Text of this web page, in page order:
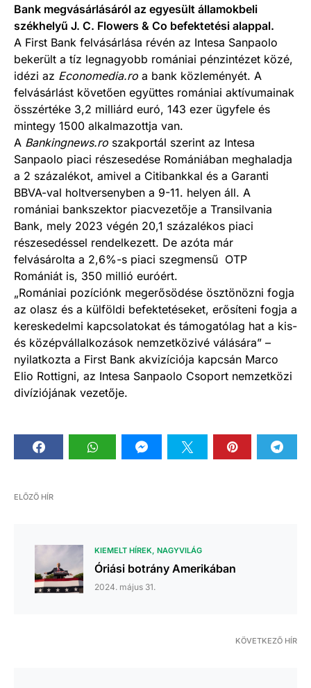
Bank megvásárlásáról az egyesült államokbeli
székhelyű J. C. Flowers & Co befektetési alappal.
A First Bank felvásárlása révén az Intesa Sanpaolo
bekerült a tíz legnagyobb romániai pénzintézet közé,
idézi az Economedia.ro a bank közleményét. A
felvásárlást követően együttes romániai aktívumainak
összértéke 3,2 milliárd euró, 143 ezer ügyfele és
mintegy 1500 alkalmazottja van.
A Bankingnews.ro szakportál szerint az Intesa
Sanpaolo piaci részesedése Romániában meghaladja
a 2 százalékot, amivel a Citibankkal és a Garanti
BBVA-val holtversenyben a 9-11. helyen áll. A
romániai bankszektor piacvezetője a Transilvania
Bank, mely 2023 végén 20,1 százalékos piaci
részesedéssel rendelkezett. De azóta már
felvásárolta a 2,6%-s piaci szegmensű OTP
Romániát is, 350 millió euróért.
„Romániai pozíciónk megerősödése ösztönözni fogja
az olasz és a külföldi befektetéseket, erősíteni fogja a
kereskedelmi kapcsolatokat és támogatólag hat a kis-
és középvállalkozások nemzetközivé válására” –
nyilatkozta a First Bank akvizíciója kapcsán Marco
Elio Rottigni, az Intesa Sanpaolo Csoport nemzetközi
divíziójának vezetője.
ELŐZŐ HÍR
KIEMELT HÍREK NAGYVILÁG
Óriási botrány Amerikában
2024. május 31.
KÖVETKEZŐ HÍR